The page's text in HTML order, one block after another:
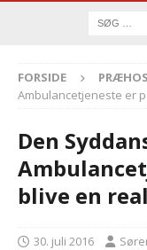
FORSIDE
Ambulancetjeneste er
Den
blive en
30. juli 2016